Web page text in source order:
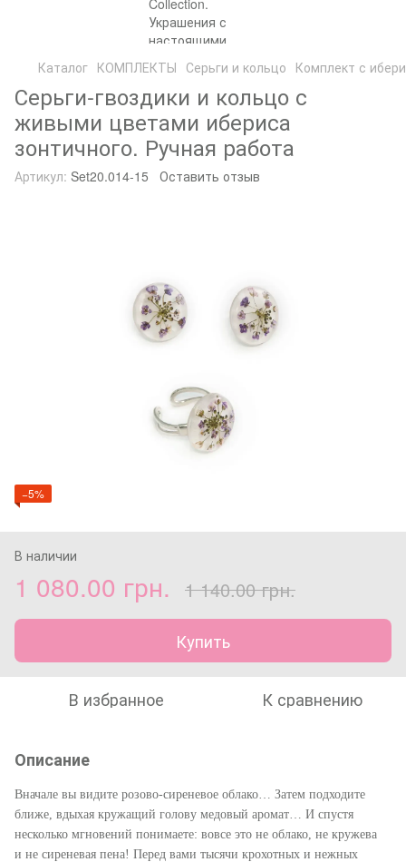
Каталог КОМПЛЕКТЫ Серьги и кольцо Комплект с
Серьги-гвоздики и кольцо с
живыми цветами ибериса
зонтичного. Ручная работа
Артикул: Set20.014-15 Оставить отзыв
−5%
В наличии
1 080.00 грн. 1 140.00 грн.
Купить
В избранное К сравнению
Описание
Вначале вы видите розово-сиреневое облако… Затем подходите
ближе, вдыхая кружащий голову медовый аромат… И спустя
несколько мгновений понимаете: вовсе это не облако, не кружева
и не сиреневая пена! Перед вами тысячи крохотных и нежных